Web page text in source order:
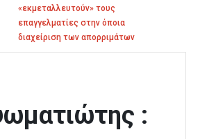
«εκμεταλλευτούν» τους
επαγγελματίες στην όποια
διαχείριση των απορριμάτων
: